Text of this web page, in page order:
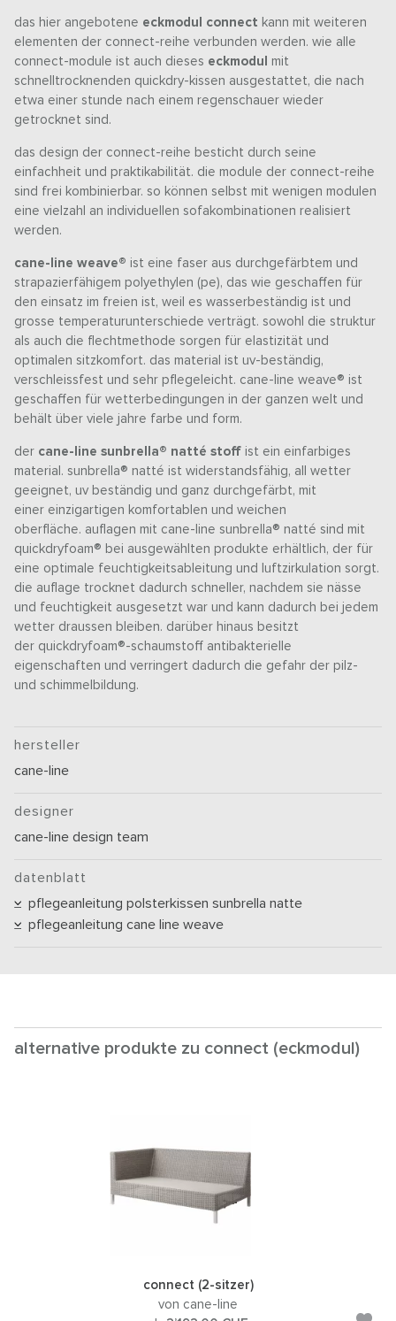
das hier angebotene eckmodul connect kann mit weiteren
elementen der connect-reihe verbunden werden. wie alle
connect-module ist auch dieses eckmodulmit
schnelltrocknenden quickdry-kissen ausgestattet, die nach
etwa einer stunde nach einem regenschauer wieder
getrocknet sind.
das design der connect-reihe besticht durch seine
einfachheit und praktikabilität. die module der connect-reihe
sind frei kombinierbar. so können selbst mit wenigen modulen
eine vielzahl an individuellen sofakombinationen realisiert
werden.
cane-line weave® ist eine faser aus durchgefärbtem und
strapazierfähigem polyethylen (pe), das wie geschaffen für
den einsatz im freien ist, weil es wasserbeständig ist und
grosse temperaturunterschiede verträgt. sowohl die struktur
als auch die flechtmethode sorgen für elastizität und
optimalen sitzkomfort. das material ist uv-beständig,
verschleissfest und sehr pflegeleicht. cane-line weave® ist
geschaffen für wetterbedingungen in der ganzen welt und
behält über viele jahre farbe und form.
der cane-line sunbrella® natté stoff ist ein einfarbiges
material. sunbrella® natté ist widerstandsfähig, all wetter
geeignet, uv beständig und ganz durchgefärbt, mit
einer einzigartigen komfortablen und weichen
oberfläche. auflagen mit cane-line sunbrella® natté sind mit
quickdryfoam® bei ausgewählten produkte erhältlich, der für
eine optimale feuchtigkeitsableitung und luftzirkulation sorgt.
die auflage trocknet dadurch schneller, nachdem sie nässe
und feuchtigkeit ausgesetzt war und kann dadurch bei jedem
wetter draussen bleiben. darüber hinaus besitzt
der quickdryfoam®-schaumstoff antibakterielle
eigenschaften und verringert dadurch die gefahr der pilz-
und schimmelbildung.
hersteller
cane-line
designer
cane-line design team
datenblatt
pflegeanleitung polsterkissen sunbrella natte
pflegeanleitung cane line weave
alternative produkte zu connect (eckmodul)
connect (2-sitzer)
von cane-line